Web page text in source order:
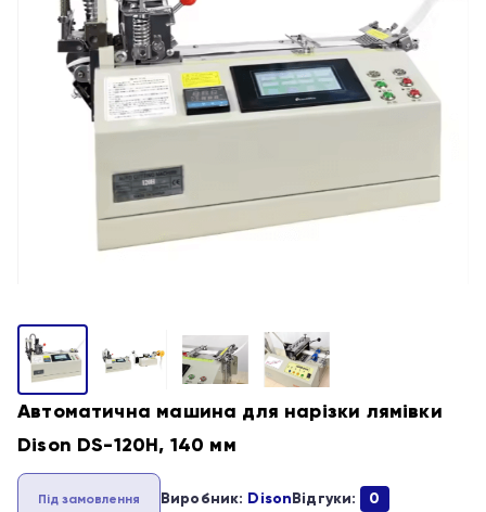
Автоматична машина для нарізки лямівки
Dison DS-120H, 140 мм
Під замовлення Виробник: DisonВідгуки: 0